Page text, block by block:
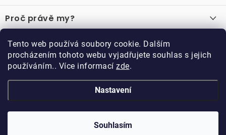
Tento web používá soubory cookie. Dalším
procházením tohoto webu vyjadřujete souhlas s jejich
používáním.. Více informací zde.
Nastavení
Souhlasím
á
p
a
Proč právě my?
Recenze
Důležité odkazy
Velkoobchod
Vzorková prodejna
Kariéra
Blog
O nákupu
Obchodní podmínky
Podmínky věrnostního programu
Doppler CZ spol. s.r.o.,
DOPPLER CZ spol. s r.o.. Všechna práva vyhrazena.